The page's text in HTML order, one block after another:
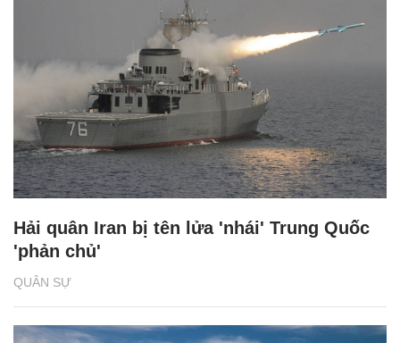
QUÂN SỰ
Hải quân Iran bị tên lửa 'nhái' Trung Quốc
'phản chủ'